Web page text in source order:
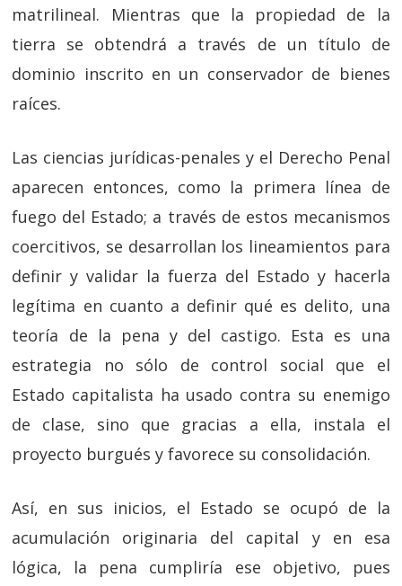
matrilineal. Mientras que la propiedad de la
tierra se obtendrá a través de un título de
dominio inscrito en un conservador de bienes
raíces.
Las ciencias jurídicas-penales y el Derecho Penal
aparecen entonces, como la primera línea de
fuego del Estado; a través de estos mecanismos
coercitivos, se desarrollan los lineamientos para
definir y validar la fuerza del Estado y hacerla
legítima en cuanto a definir qué es delito, una
teoría de la pena y del castigo. Esta es una
estrategia no sólo de control social que el
Estado capitalista ha usado contra su enemigo
de clase, sino que gracias a ella, instala el
proyecto burgués y favorece su consolidación.
Así, en sus inicios, el Estado se ocupó de la
acumulación originaria del capital y en esa
lógica, la pena cumpliría ese objetivo, pues